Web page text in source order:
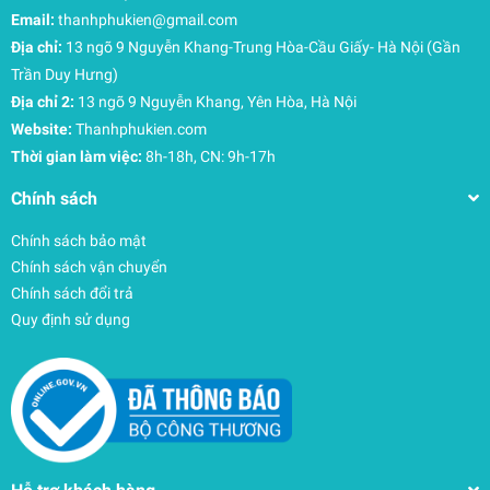
Mã:HFS20XQ
Công suất :2000w
Kích thước : 53.2*27.5cm
Sử dụng cho diện tích : 10-20m2
Làm nóng khoảng cách :1- 2m
Chế độ gió: nóng/ lạnh
Trọng lượng: 2.1kg
Đặc điểm
- Mùa đông năm nay tới sớm, mấy hôm nay cứ bước vào
phòng tắm là ngại. Máy sưởi Media sẽ giúp gia đình bạn
có một mùa đông không lạnh
- Máy có thể làm nóng hoặc làm mát , làm nóng 2 chế độ
lựa chọn, làm mát 1 chế độ lựa chọn
- Nóng nhanh hơn sưởi dầu rất nhiều, cũng ko bị khô da ,
ko đốt cháy không khí.
- Graphene phát nhiệt làm nóng nhanh ，Tiết kiệm điện
Email: thanhphukien@gmail.com
Địa chỉ: 13 ngõ 9 Nguyễn Khang-Trung Hòa-Cầu Giấy- Hà Nội (Gần
Trần Duy Hưng)
Địa chỉ 2: 13 ngõ 9 Nguyễn Khang, Yên Hòa, Hà Nội
Website: Thanhphukien.com
Thời gian làm việc: 8h-18h, CN: 9h-17h
Chính sách
Chính sách bảo mật
Chính sách vận chuyển
Chính sách đổi trả
Quy định sử dụng